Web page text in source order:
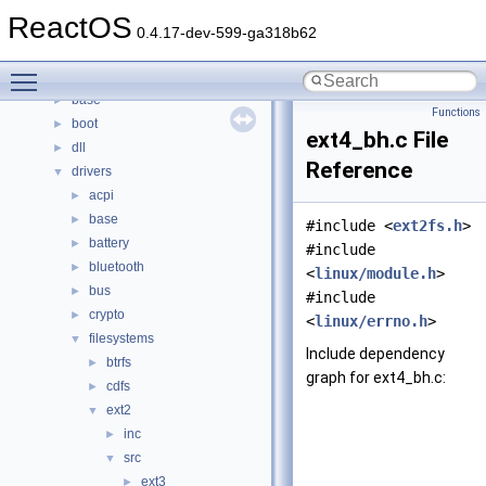
ReactOS 0.4.17-dev-599-ga318b62
► Classes
▼
► base
► boot
► dll
▼ drivers
► acpi
► base
► battery
► bluetooth
► bus
► crypto
▼ filesystems
► btrfs
► cdfs
▼ ext2
► inc
▼ src
► ext3
Functions
ext4_bh.c File
Reference
#include <ext2fs.h>
#include
<linux/module.h>
#include
<linux/errno.h>
Include dependency
graph for ext4_bh.c: